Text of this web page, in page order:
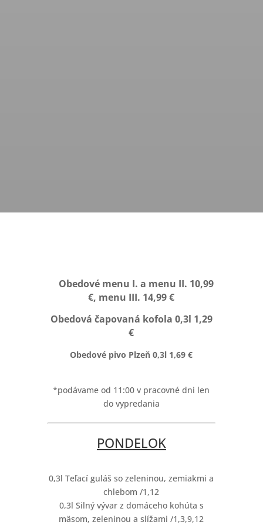
Obedové menu I. a menu II. 10,99
€, menu III. 14,99 €
Obedová čapovaná kofola 0,3l 1,29
€
Obedové pivo Plzeň 0,3l 1,69 €
*podávame od 11:00 v pracovné dni len
do vypredania
PONDELOK
0,3l Teľací guláš so zeleninou, zemiakmi a
chlebom /1,12
0,3l Silný vývar z domáceho kohúta s
mäsom, zeleninou a slížami /1,3,9,12